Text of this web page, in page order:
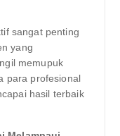
sangat penting
yang
memupuk
para profesional
hasil terbaik